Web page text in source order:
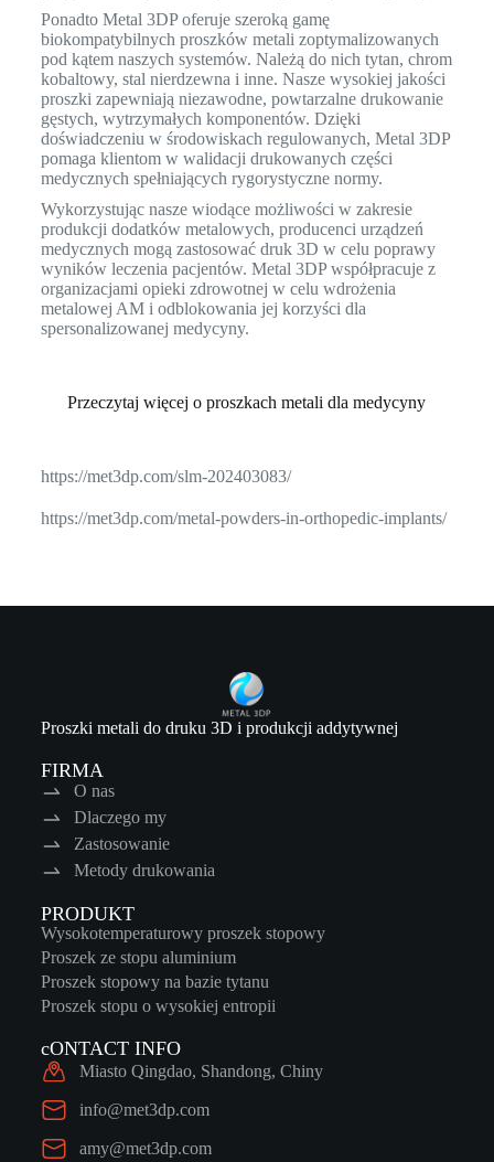
Ponadto Metal 3DP oferuje szeroką gamę
biokompatybilnych proszków metali zoptymalizowanych
pod kątem naszych systemów. Należą do nich tytan, chrom
kobaltowy, stal nierdzewna i inne. Nasze wysokiej jakości
proszki zapewniają niezawodne, powtarzalne drukowanie
gęstych, wytrzymałych komponentów. Dzięki
doświadczeniu w środowiskach regulowanych, Metal 3DP
pomaga klientom w walidacji drukowanych części
medycznych spełniających rygorystyczne normy.
Wykorzystując nasze wiodące możliwości w zakresie
produkcji dodatków metalowych, producenci urządzeń
medycznych mogą zastosować druk 3D w celu poprawy
wyników leczenia pacjentów. Metal 3DP współpracuje z
organizacjami opieki zdrowotnej w celu wdrożenia
metalowej AM i odblokowania jej korzyści dla
spersonalizowanej medycyny.
Przeczytaj więcej o proszkach metali dla medycyny
https://met3dp.com/slm-202403083/
https://met3dp.com/metal-powders-in-orthopedic-implants/
Proszki metali do druku 3D i produkcji addytywnej
FIRMA
O nas
Dlaczego my
Zastosowanie
Metody drukowania
PRODUKT
Wysokotemperaturowy proszek stopowy
Proszek ze stopu aluminium
Proszek stopowy na bazie tytanu
Proszek stopu o wysokiej entropii
cONTACT INFO
Miasto Qingdao, Shandong, Chiny
info@met3dp.com
amy@met3dp.com